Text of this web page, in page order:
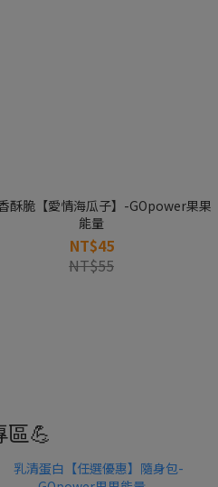
酥脆【愛情海瓜子】-GOpower果果
能量
NT$45
NT$55
💪